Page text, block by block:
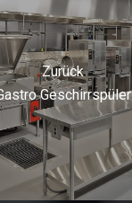
Zurück
Geschirrspüler